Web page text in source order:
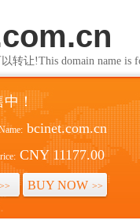
转让!This domain name is
中！
bcinet.com.cn
CNY 11177.00
>> BUY NOW >>